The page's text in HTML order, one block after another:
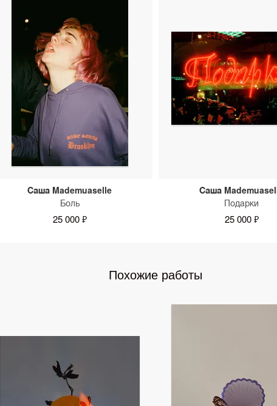
Саша Mademuaselle
Боль
25 000 ₽
Саша
Подарки
25 000 ₽
Похожие работы